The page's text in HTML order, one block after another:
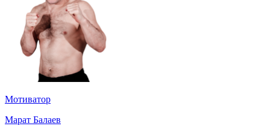
Мотиватор
Марат Балаев